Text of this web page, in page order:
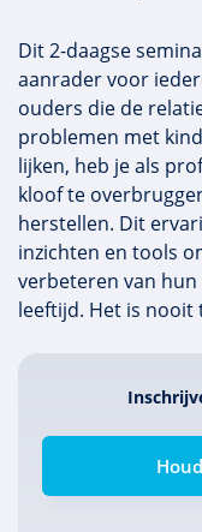
Dit 2-daagse
aanrader voor
ouders die de
problemen met
lijken, heb je als
kloof te
herstellen. Dit
inzichten en tools
verbeteren van
leeftijd. Het is nooit